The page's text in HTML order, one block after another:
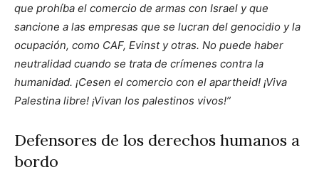
que prohíba el comercio de armas con Israel y que
sancione a las empresas que se lucran del genocidio y la
ocupación, como CAF, Evinst y otras. No puede haber
neutralidad cuando se trata de crímenes contra la
humanidad. ¡Cesen el comercio con el apartheid! ¡Viva
Palestina libre! ¡Vivan los palestinos vivos!”
Defensores de los derechos humanos a
bordo